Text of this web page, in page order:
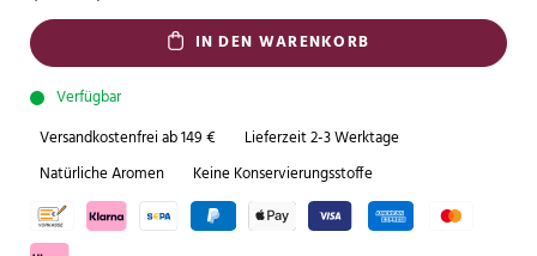
IN DEN WARENKORB
Verfügbar
Versandkostenfrei ab 149 €
Lieferzeit 2-3 Werktage
Natürliche Aromen
Keine Konservierungsstoffe